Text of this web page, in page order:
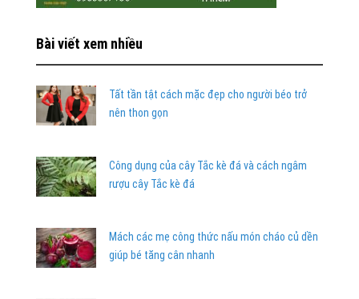
Bài viết xem nhiều
Tất tần tật cách mặc đẹp cho người béo trở
nên thon gọn
Công dụng của cây Tắc kè đá và cách ngâm
rượu cây Tắc kè đá
Mách các mẹ công thức nấu món cháo củ dền
giúp bé tăng cân nhanh